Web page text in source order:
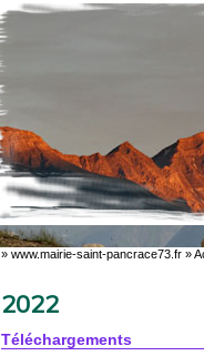
» www.mairie-saint-pancrace73.fr »
2022
Téléchargements